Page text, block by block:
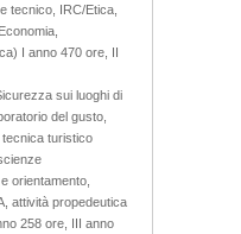
tecnico, IRC/Etica,
I anno 470 ore, II
sui luoghi di
del gusto,
turistico
orientamento,
attività propedeutica
258 ore, III anno